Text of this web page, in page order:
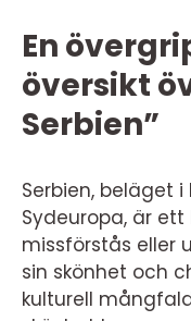
En
översikt
Serbien”
Serbien, beläget
Sydeuropa, är
missförstås eller
sin skönhet och
kulturell